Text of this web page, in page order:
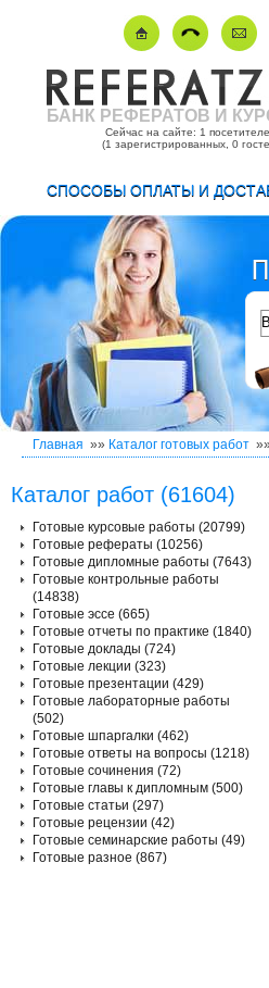
БАНК РЕФЕРАТОВ И
Сейчас на сайте: 1
(1 зарегистрированных, 0
СПОСОБЫ ОПЛАТЫ И
Главная »» Каталог готовых работ »»
Каталог работ (61604)
Готовые курсовые работы (20799)
Готовые рефераты (10256)
Готовые дипломные работы (7643)
Готовые контрольные работы
(14838)
Готовые эссе (665)
Готовые отчеты по практике (1840)
Готовые доклады (724)
Готовые лекции (323)
Готовые презентации (429)
Готовые лабораторные работы
(502)
Готовые шпаргалки (462)
Готовые ответы на вопросы (1218)
Готовые сочинения (72)
Готовые главы к дипломным (500)
Готовые статьи (297)
Готовые рецензии (42)
Готовые семинарские работы (49)
Готовые разное (867)